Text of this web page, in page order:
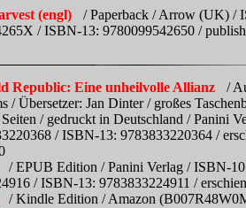
(engl)
/ Paperback / Arrow (UK) /
/ ISBN-13: 9780099542650 /
Republic: Eine unheilvolle Allianz
/
/ Übersetzer: Jan Dinter / großes
/ gedruckt in Deutschland / Panini
/ ISBN-13: 9783833220364 /
/ EPUB Edition / Panini Verlag / ISBN-
/ ISBN-13: 9783833224911 /
/ Kindle Edition / Amazon